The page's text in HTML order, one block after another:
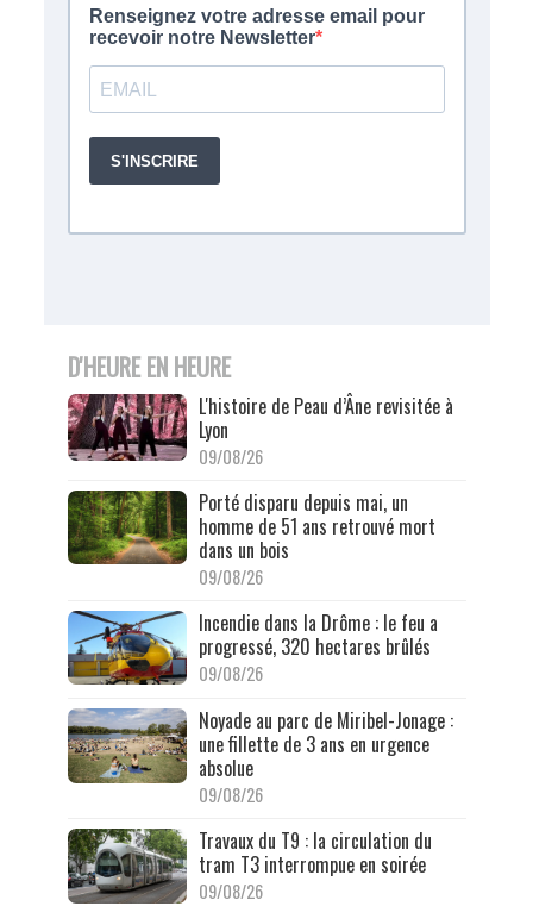
D'HEURE EN HEURE
L'histoire de Peau d’Âne revisitée à
Lyon
09/08/26
Porté disparu depuis mai, un
homme de 51 ans retrouvé mort
dans un bois
09/08/26
Incendie dans la Drôme : le feu a
progressé, 320 hectares brûlés
09/08/26
Noyade au parc de Miribel-Jonage :
une fillette de 3 ans en urgence
absolue
09/08/26
Travaux du T9 : la circulation du
tram T3 interrompue en soirée
09/08/26